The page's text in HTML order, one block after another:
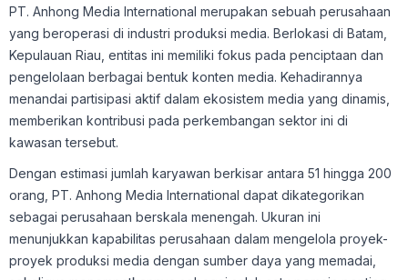
PT. Anhong Media International merupakan sebuah perusahaan
yang beroperasi di industri produksi media. Berlokasi di Batam,
Kepulauan Riau, entitas ini memiliki fokus pada penciptaan dan
pengelolaan berbagai bentuk konten media. Kehadirannya
menandai partisipasi aktif dalam ekosistem media yang dinamis,
memberikan kontribusi pada perkembangan sektor ini di
kawasan tersebut.
Dengan estimasi jumlah karyawan berkisar antara 51 hingga 200
orang, PT. Anhong Media International dapat dikategorikan
sebagai perusahaan berskala menengah. Ukuran ini
menunjukkan kapabilitas perusahaan dalam mengelola proyek-
proyek produksi media dengan sumber daya yang memadai,